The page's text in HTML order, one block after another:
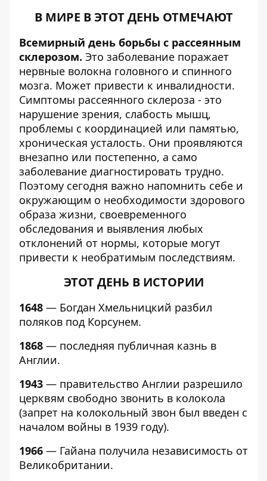
В МИРЕ В ЭТОТ ДЕНЬ ОТМЕЧАЮТ
Всемирный день борьбы с рассеянным
склерозом. Это заболевание поражает
нервные волокна головного и спинного
мозга. Может привести к инвалидности.
Симптомы рассеянного склероза - это
нарушение зрения, слабость мышц,
проблемы с координацией или памятью,
хроническая усталость. Они проявляются
внезапно или постепенно, а само
заболевание диагностировать трудно.
Поэтому сегодня важно напомнить себе и
окружающим о необходимости здорового
образа жизни, своевременного
обследования и выявления любых
отклонений от нормы, которые могут
привести к необратимым последствиям.
ЭТОТ ДЕНЬ В ИСТОРИИ
1648 — Богдан Хмельницкий разбил
поляков под Корсунем.
1868 — последняя публичная казнь в
Англии.
1943 — правительство Англии разрешило
церквям свободно звонить в колокола
(запрет на колокольный звон был введен с
началом войны в 1939 году).
1966 — Гайана получила независимость от
Великобритании.